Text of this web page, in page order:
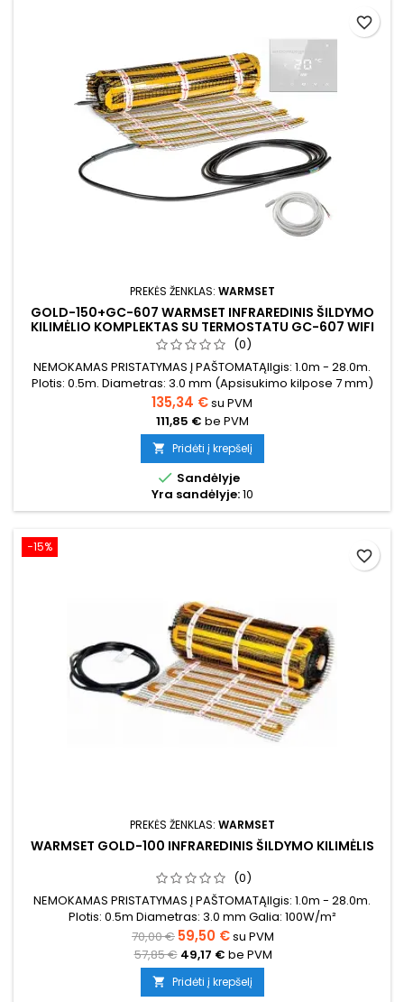
PREKĖS ŽENKLAS: WARMSET
GOLD-150+GC-607 WARMSET INFRAREDINIS ŠILDYMO
KILIMĖLIO KOMPLEKTAS SU TERMOSTATU GC-607 WIFI
(0)
NEMOKAMAS PRISTATYMAS Į PAŠTOMATĄIlgis: 1.0m - 28.0m.
Plotis: 0.5m. Diametras: 3.0 mm (Apsisukimo kilpose 7 mm)
Galia: 150W/m²
135,34 €su PVM
111,85 € be PVM
 Pridėti į krepšelį
 Sandėlyje
Yra sandėlyje:10
favorite_border
−15%
PREKĖS ŽENKLAS: WARMSET
WARMSET GOLD-100 INFRAREDINIS ŠILDYMO KILIMĖLIS
(0)
NEMOKAMAS PRISTATYMAS Į PAŠTOMATĄIlgis: 1.0m - 28.0m.
Plotis: 0.5m Diametras: 3.0 mm Galia: 100W/m²
70,00 € 59,50 €su PVM
57,85 € 49,17 € be PVM
 Pridėti į krepšelį
favorite_border